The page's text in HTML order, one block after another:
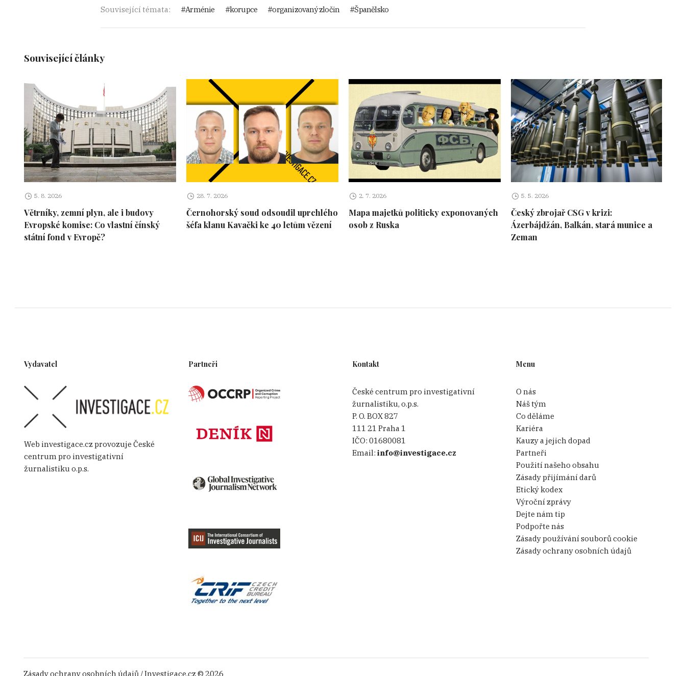
Související témata: Arménie korupce organizovaný zločin Španělsko
Související články
5. 8. 2026
Větrníky, zemní plyn, ale i budovy
Evropské komise: Co vlastní čínský
státní fond v Evropě?
28. 7. 2026
Černohorský soud odsoudil uprchlého
šéfa klanu Kavački ke 40 letům vězení
2. 7. 2026
Mapa majetků politicky exponovaných
osob z Ruska
5. 5. 2026
Český zbrojař CSG v krizi:
Ázerbájdžán, Balkán, stará munice a
Zeman
Vydavatel
Web investigace.cz provozuje České
centrum pro investigativní
žurnalistiku o.p.s.
Partneři Kontakt
České centrum pro investigativní
žurnalistiku, o.p.s.
P. O. BOX 827
111 21 Praha 1
IČO: 01680081
Email: info@investigace.cz
Menu
O nás
Náš tým
Co děláme
Kariéra
Kauzy a jejich dopad
Partneři
Použití našeho obsahu
Zásady přijímání darů
Etický kodex
Výroční zprávy
Dejte nám tip
Podpořte nás
Zásady používání souborů cookie
Zásady ochrany osobních údajů
Zásady ochrany osobních údajů / Investigace.cz © 2026